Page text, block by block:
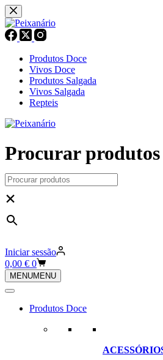
Pular
para
o
conteúdo
Produtos Doce
Vivos Doce
Produtos Salgada
Vivos Salgada
Repteis
Procurar produtos
×
Iniciar sessão
Carrinho
de
compras
0,00 € 0
MENUMENU
Produtos Doce